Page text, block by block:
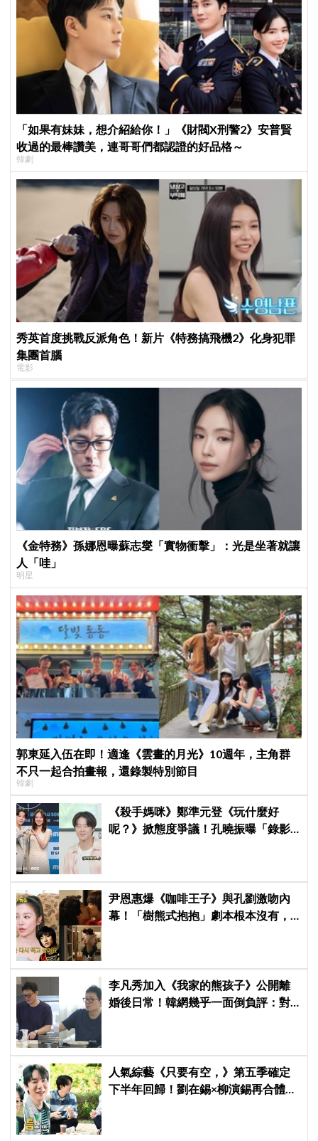
「如果有妹妹，想介紹給你！」《財閥X刑警2》安普賢
收過的最棒讚美，連哥哥們都認證的好品格～
韓劇
秀英首度挑戰反派角色！新片《特務搞飛機2》化身犯罪
集團首腦
電影
《金特務》孫娜恩曝蘇志燮「實物衝擊」：光是坐著就讓
人「哇」
明星
郭東延入伍在即！適逢《雲畫的月光》10週年，主角群
不只一起合拍畫報，還錄製特別節目
韓劇
《殺手媽咪》鄭準元登《玩什麼好
呢？》掀態度爭議！孔曉振曝「錄影
尹恩惠爆《咖啡王子》與孔劉激吻內
幕！「樹熊式抱抱」劇本根本沒有，
李凡秀加入《我家的熊孩子》公開離
婚後日常！韓網幾乎一面倒負評：對
人氣綜藝《只要有空，》第五季確定
下半年回歸！劉在錫×柳演錫再合體，